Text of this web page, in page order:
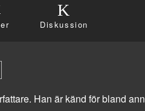
Diskussion
Han är känd för bland